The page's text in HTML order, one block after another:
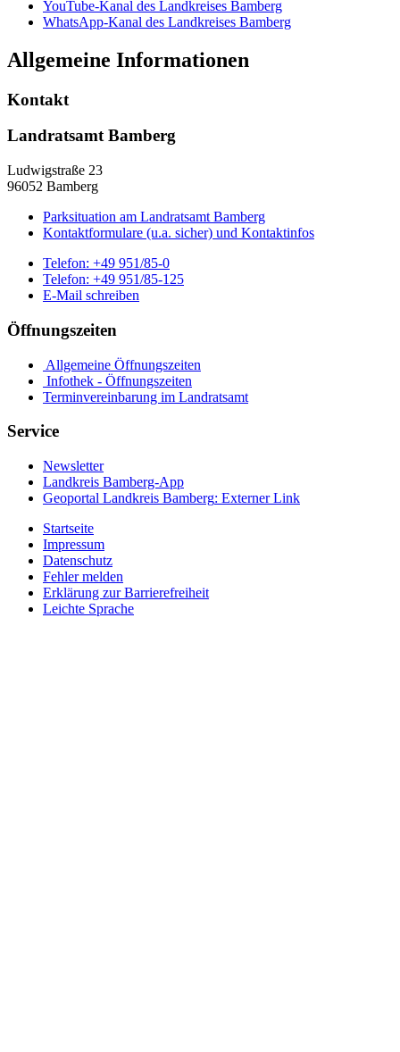
YouTube-Kanal des Landkreises Bamberg
WhatsApp-Kanal des Landkreises Bamberg
Allgemeine Informationen
Kontakt
Landratsamt Bamberg
Ludwigstraße 23
96052 Bamberg
Parksituation am Landratsamt Bamberg
Kontaktformulare (u.a. sicher) und Kontaktinfos
Telefon: +49 951/85-0
Telefon: +49 951/85-125
E-Mail schreiben
Öffnungszeiten
Allgemeine Öffnungszeiten
Infothek - Öffnungszeiten
Terminvereinbarung im Landratsamt
Service
Newsletter
Landkreis Bamberg-App
Geoportal Landkreis Bamberg: Externer Link
Startseite
Impressum
Datenschutz
Fehler melden
Erklärung zur Barrierefreiheit
Leichte Sprache